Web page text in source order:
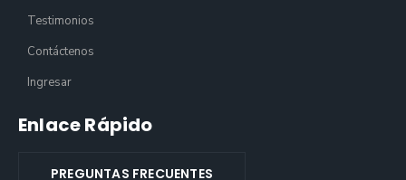
Testimonios
Contáctenos
Ingresar
Enlace Rápido
PREGUNTAS FRECUENTES